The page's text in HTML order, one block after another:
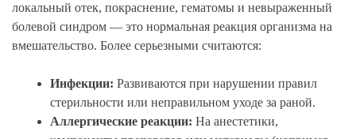
локальный отек, покраснение, гематомы и невыраженный
болевой синдром — это нормальная реакция организма на
вмешательство. Более серьезными считаются:
Инфекции: Развиваются при нарушении правил
стерильности или неправильном уходе за раной.
Аллергические реакции: На анестетики,